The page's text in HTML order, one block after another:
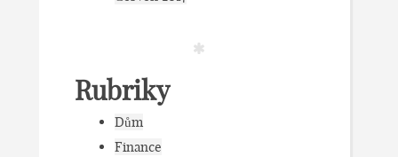
Rubriky
Dům
Finance